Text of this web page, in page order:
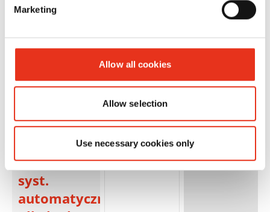
Marketing
Allow all cookies
Allow selection
Use necessary cookies only
SECURIO
B32 - 0,78 x
11 mm +
syst.
automatycznego
1825111O